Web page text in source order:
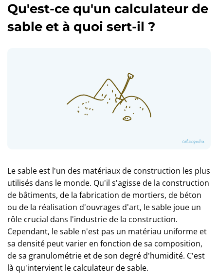
Qu'est-ce qu'un calculateur de
sable et à quoi sert-il ?
Le sable est l'un des matériaux de construction les plus
utilisés dans le monde. Qu'il s'agisse de la construction
de bâtiments, de la fabrication de mortiers, de béton
ou de la réalisation d'ouvrages d'art, le sable joue un
rôle crucial dans l'industrie de la construction.
Cependant, le sable n'est pas un matériau uniforme et
sa densité peut varier en fonction de sa composition,
de sa granulométrie et de son degré d'humidité. C'est
là qu'intervient le calculateur de sable.